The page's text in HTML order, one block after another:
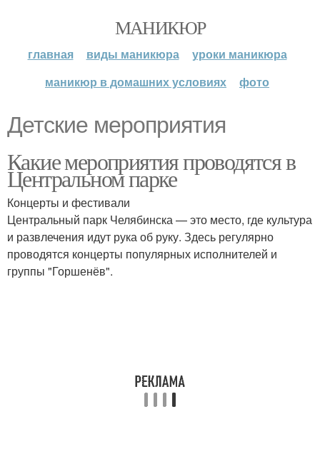
МАНИКЮР
главная виды маникюра
уроки маникюра
маникюр в домашних условиях
фото
Детские мероприятия
Какие мероприятия проводятся в
Центральном парке
Концерты и фестивали
Центральный парк Челябинска — это место, где культура
и развлечения идут рука об руку. Здесь регулярно
проводятся концерты популярных исполнителей и
группы "Горшенёв".